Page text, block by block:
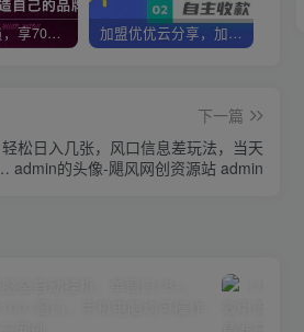
加入VIP会员，享70%的推广提成，免费学习多种网上创业课程，菜鸟秒变大神！ 加盟优优云分享，加盟搭建同款知识付费资源网站，实现长期稳定被动收入~
下一篇
松日入几张，风口信息差玩法，当天
admin的头像-飓风网创资源站 admin